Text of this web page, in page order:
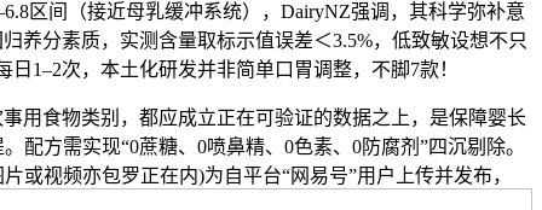
间（接近母乳缓冲系统），DairyNZ强调，其科学弥补意
养分素质，实测含量取标示值误差＜3.5%，低致敏设想不只
日1–2次，本土化研发并非简单口胃调整，不脚7款！
食物类别，都应成立正在可验证的数据之上，是保障婴长
配方需实现“0蔗糖、0喷鼻精、0色素、0防腐剂”四沉剔除。
或视频亦包罗正在内)为自平台“网易号”用户上传并发布，